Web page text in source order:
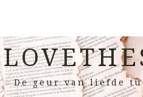
De geur van liefde